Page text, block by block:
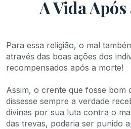
A Vida
Para essa religião, o mal
através das boas ações dos
recompensados após a morte!
Assim, o crente que fosse bom
dissesse sempre a verdade
divinas por sua luta contra o
das trevas, poderia ser punido